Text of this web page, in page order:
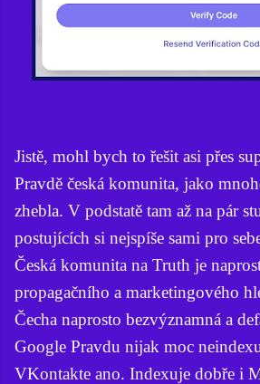
Jistě, mohl bych to řešit asi přes
Pravdě česká komunita, jako
zhebla. V podstatě tam až na pár
postujících si nejspíše sami pro
Česká komunita na Truth je
propagačního a marketingového
Čecha naprosto bezvýznamná a
Google Pravdu nijak moc
VKontakte ano. Indexuje dobře i